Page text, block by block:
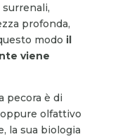
profonda,
modo il
viene
pecora è di
olfattivo
la sua biologia